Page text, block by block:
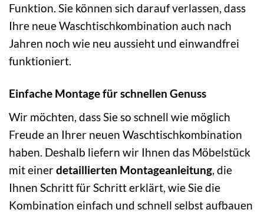
Funktion. Sie können sich darauf verlassen, dass
Ihre neue Waschtischkombination auch nach
Jahren noch wie neu aussieht und einwandfrei
funktioniert.
Einfache Montage für schnellen Genuss
Wir möchten, dass Sie so schnell wie möglich
Freude an Ihrer neuen Waschtischkombination
haben. Deshalb liefern wir Ihnen das Möbelstück
mit einerdetaillierten Montageanleitung, die
Ihnen Schritt für Schritt erklärt, wie Sie die
Kombination einfach und schnell selbst aufbauen